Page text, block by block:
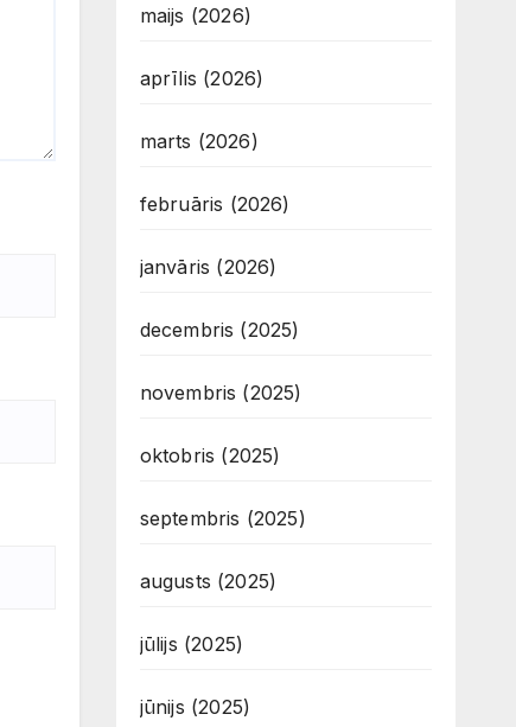
maijs (2026)
aprīlis (2026)
marts (2026)
februāris (2026)
janvāris (2026)
decembris (2025)
novembris (2025)
oktobris (2025)
septembris (2025)
augusts (2025)
jūlijs (2025)
jūnijs (2025)